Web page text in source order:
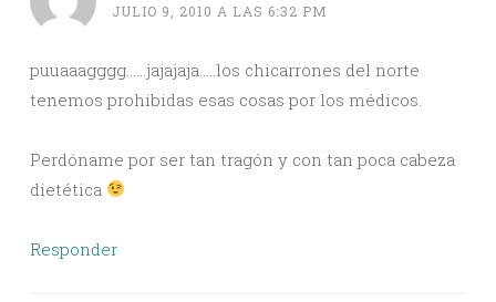
JULIO 9, 2010 A LAS 6:32 PM
puuaaagggg……jajajaja…..los chicarrones del norte
tenemos prohibidas esas cosas por los médicos.
Perdóname por ser tan tragón y con tan poca cabeza
dietética
Responder